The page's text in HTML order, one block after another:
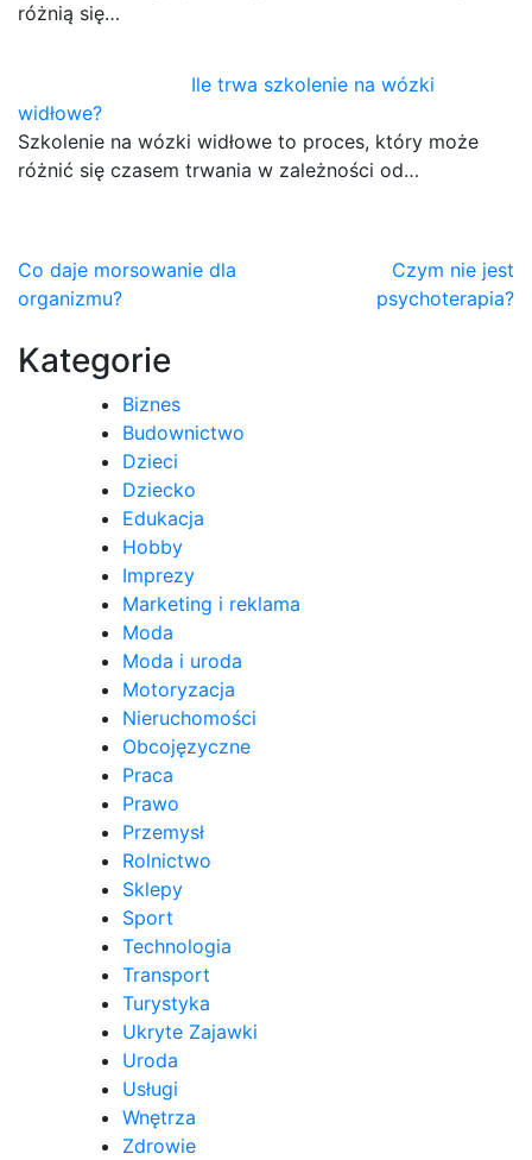
różnią się…
Ile trwa szkolenie na wózki
widłowe?
Szkolenie na wózki widłowe to proces, który może
różnić się czasem trwania w zależności od…
Nawigacja
wpisu
Co daje morsowanie dla
organizmu?
Czym nie jest
psychoterapia?
Kategorie
Biznes
Budownictwo
Dzieci
Dziecko
Edukacja
Hobby
Imprezy
Marketing i reklama
Moda
Moda i uroda
Motoryzacja
Nieruchomości
Obcojęzyczne
Praca
Prawo
Przemysł
Rolnictwo
Sklepy
Sport
Technologia
Transport
Turystyka
Ukryte Zajawki
Uroda
Usługi
Wnętrza
Zdrowie